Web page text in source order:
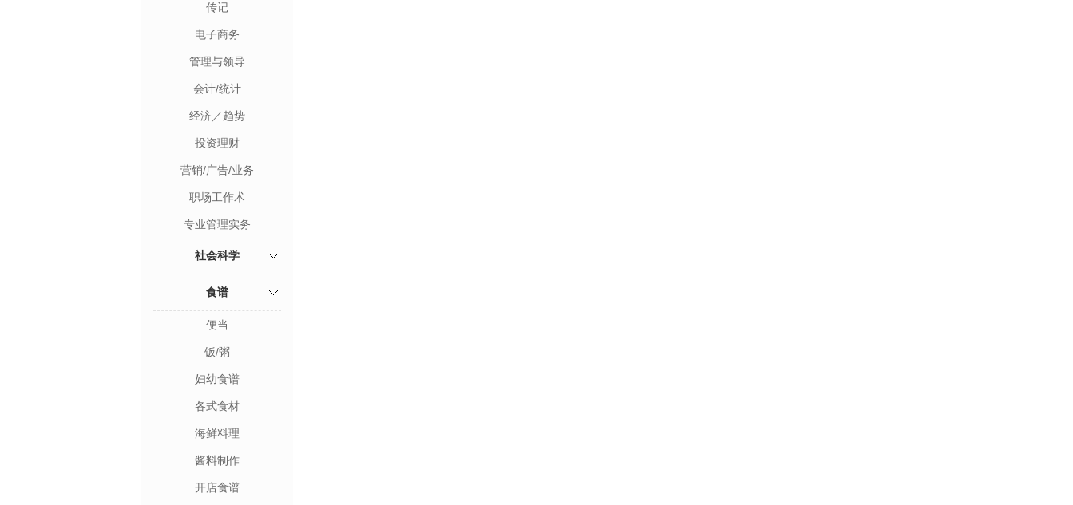
传记
电子商务
管理与领导
会计/统计
经济／趋势
投资理财
营销/广告/业务
职场工作术
专业管理实务
社会科学
食谱
便当
饭/粥
妇幼食谱
各式食材
海鲜料理
酱料制作
开店食谱